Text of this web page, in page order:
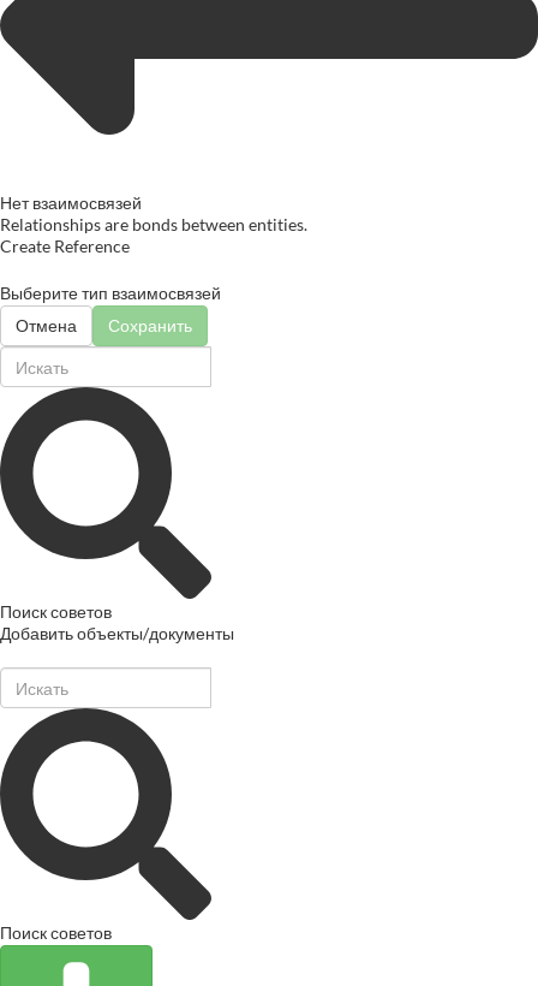
Нет взаимосвязей
Relationships are bonds between entities.
Create Reference
Выберите тип взаимосвязей
Отмена
Сохранить
Поиск советов
Добавить объекты/документы
Поиск советов